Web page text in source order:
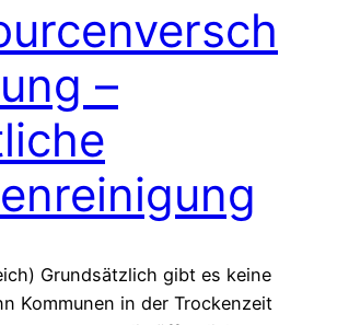
–
Grundsätzlich gibt es keine
Kommunen in der Trockenzeit